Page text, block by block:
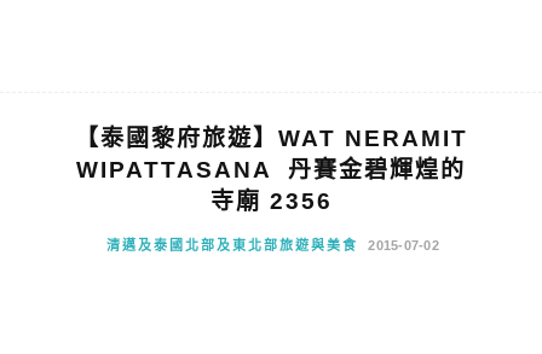
【泰國黎府旅遊】WAT NERAMIT
WIPATTASANA 丹賽金碧輝煌的
寺廟 2356
清邁及泰國北部及東北部旅遊與美食 2015-07-02